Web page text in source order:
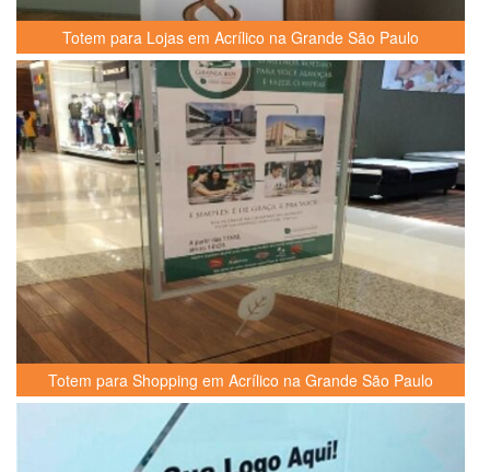
Totem para Lojas em Acrílico na Grande São Paulo
Totem para Shopping em Acrílico na Grande São Paulo